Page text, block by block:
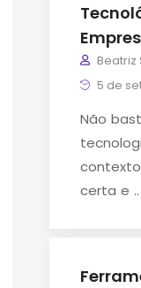
Beatriz
5 de
Não
certa e ..